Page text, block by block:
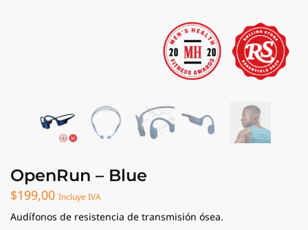
OpenRun – Blue
$199,00 Incluye IVA
Audífonos de resistencia de transmisión ósea.